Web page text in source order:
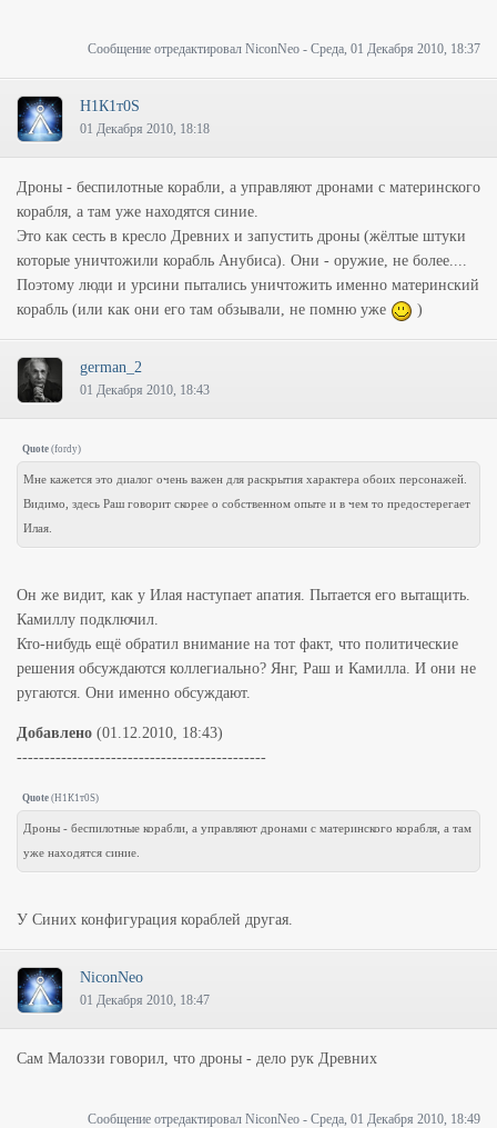
Сообщение отредактировал NiconNeo - Среда, 01 Декабря 2010, 18:37
Н1К1т0S
01 Декабря 2010, 18:18
Дроны - беспилотные корабли, а управляют дронами с материнского
корабля, а там уже находятся синие.
Это как сесть в кресло Древних и запустить дроны (жёлтые штуки
которые уничтожили корабль Анубиса). Они - оружие, не более....
Поэтому люди и урсини пытались уничтожить именно материнский
корабль (или как они его там обзывали, не помню уже
)
german_2
01 Декабря 2010, 18:43
Quote (fordy)
Мне кажется это диалог очень важен для раскрытия характера обоих персонажей.
Видимо, здесь Раш говорит скорее о собственном опыте и в чем то предостерегает
Илая.
Он же видит, как у Илая наступает апатия. Пытается его вытащить.
Камиллу подключил.
Кто-нибудь ещё обратил внимание на тот факт, что политические
решения обсуждаются коллегиально? Янг, Раш и Камилла. И они не
ругаются. Они именно обсуждают.
Добавлено (01.12.2010, 18:43)
---------------------------------------------
Quote (Н1К1т0S)
Дроны - беспилотные корабли, а управляют дронами с материнского корабля, а там
уже находятся синие.
У Синих конфигурация кораблей другая.
NiconNeo
01 Декабря 2010, 18:47
Сам Малоззи говорил, что дроны - дело рук Древних
Сообщение отредактировал NiconNeo - Среда, 01 Декабря 2010, 18:49